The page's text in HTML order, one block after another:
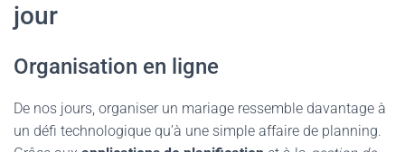
jour
Organisation en ligne
De nos jours, organiser un mariage ressemble davantage à
un défi technologique qu’à une simple affaire de planning.